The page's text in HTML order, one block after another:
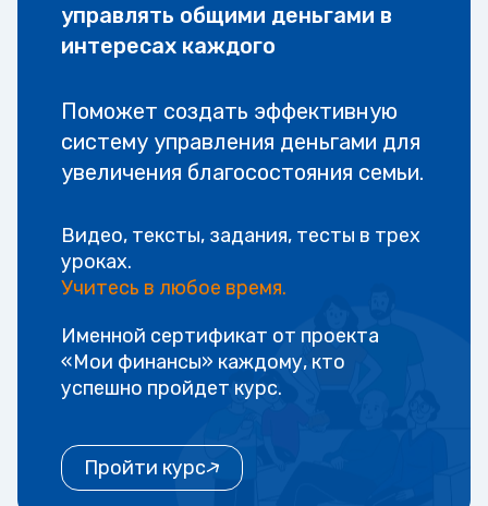
управлять общими деньгами в
интересах каждого
Поможет создать эффективную
систему управления деньгами для
увеличения благосостояния семьи.
Видео, тексты, задания, тесты в трех
уроках.
Учитесь в любое время.
Именной сертификат от проекта
«Мои финансы» каждому, кто
успешно пройдет курс.
Пройти курс